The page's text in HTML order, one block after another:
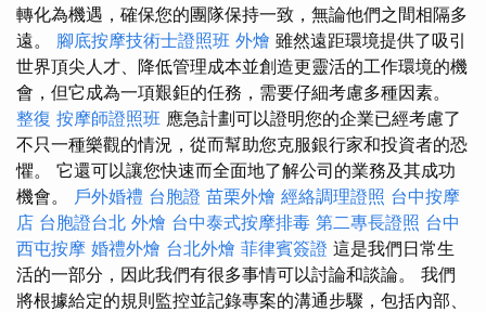
轉化為機遇，確保您的團隊保持一致，無論他們之間相隔多
遠。 腳底按摩技術士證照班 外燴 雖然遠距環境提供了吸引
世界頂尖人才、降低管理成本並創造更靈活的工作環境的機
會，但它成為一項艱鉅的任務，需要仔細考慮多種因素。
整復 按摩師證照班 應急計劃可以證明您的企業已經考慮了
不只一種樂觀的情況，從而幫助您克服銀行家和投資者的恐
懼。 它還可以讓您快速而全面地了解公司的業務及其成功
機會。 戶外婚禮 台胞證 苗栗外燴 經絡調理證照 台中按摩
店 台胞證台北 外燴 台中泰式按摩排毒 第二專長證照 台中
西屯按摩 婚禮外燴 台北外燴 菲律賓簽證 這是我們日常生
活的一部分，因此我們有很多事情可以討論和談論。 我們
將根據給定的規則監控並記錄專案的溝通步驟，包括內部、